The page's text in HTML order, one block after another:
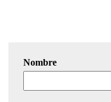
Nombre